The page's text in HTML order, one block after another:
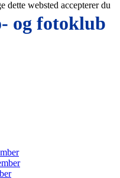
og fotoklub
dette websted accepterer du